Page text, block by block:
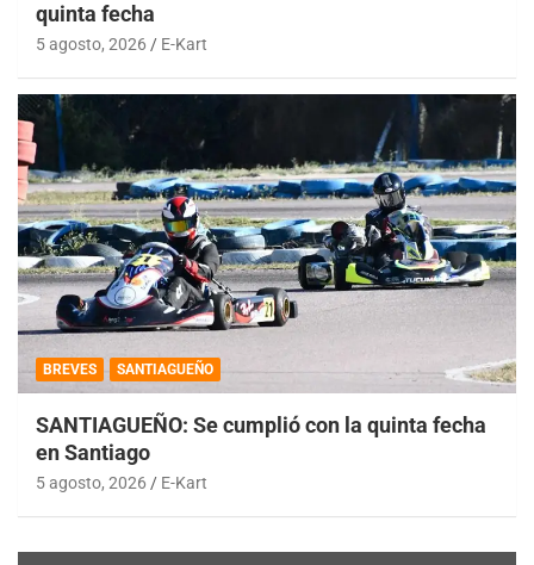
quinta fecha
5 agosto, 2026 E-Kart
BREVES SANTIAGUEÑO
SANTIAGUEÑO: Se cumplió con la quinta fecha
en Santiago
5 agosto, 2026 E-Kart